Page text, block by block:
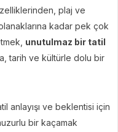
plaj ve
kadar pek çok
unutulmaz bir tatil
tarih ve kültürle dolu bir
anlayışı ve beklentisi için
bir kaçamak